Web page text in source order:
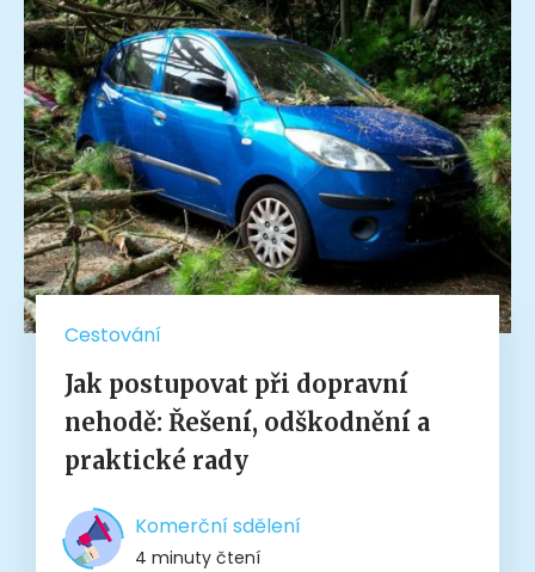
Cestování
Jak postupovat při dopravní
nehodě: Řešení, odškodnění a
praktické rady
Komerční sdělení
4 minuty čtení